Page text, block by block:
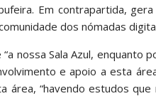
Em contrapartida,
dos nómadas
nossa Sala Azul,
e apoio a esta
área, “havendo estudos